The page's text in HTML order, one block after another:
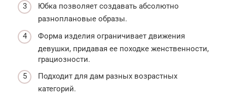
Юбка позволяет создавать абсолютно
разноплановые образы.
Форма изделия ограничивает движения
девушки, придавая ее походке женственности,
грациозности.
Подходит для дам разных возрастных
категорий.